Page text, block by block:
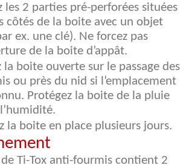
les 2 parties pré-perforées situées
côtés de la boite avec un objet
ex. une clé). Ne forcez pas
de la boite d’appât.
la boite ouverte sur le passage des
ou près du nid si l’emplacement
Protégez la boite de la pluie
la boite en place plusieurs jours.
Ti-Tox anti-fourmis contient 2